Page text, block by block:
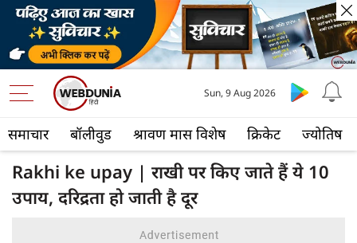
समाचार बॉलीवुड श्रावण मास विशेष क्रिकेट ज्योतिष
Sun, 9 Aug 2026
Rakhi ke upay | राखी पर किए जाते हैं ये 10
उपाय, दरिद्रता हो जाती है दूर